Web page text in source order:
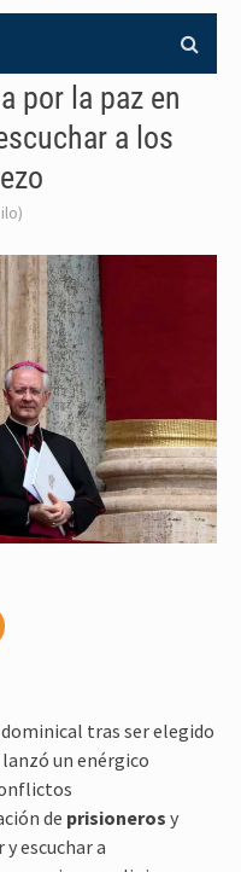
por la paz en
a los
tras ser elegido
lanzó un enérgico
de prisioneros y
escuchar a